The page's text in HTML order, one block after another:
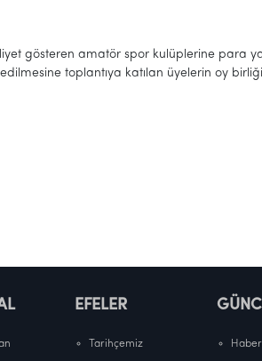
gösteren amatör spor kulüplerine para
toplantıya katılan üyelerin oy
EFELER
Tarihçemiz